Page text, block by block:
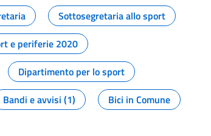
Sottosegretaria allo sport
e periferie 2020
Dipartimento per lo sport
Bandi e avvisi (1) Bici in Comune